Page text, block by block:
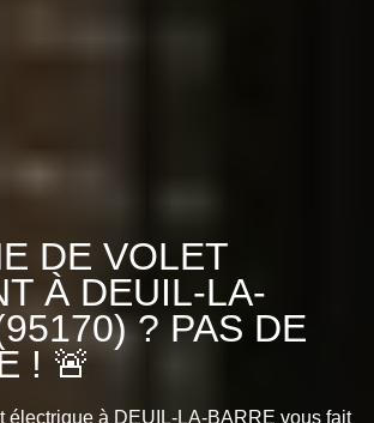
DE VOLET
À DEUIL-LA-
? PAS DE
! 🚨
électrique à DEUIL-LA-BARRE vous fait